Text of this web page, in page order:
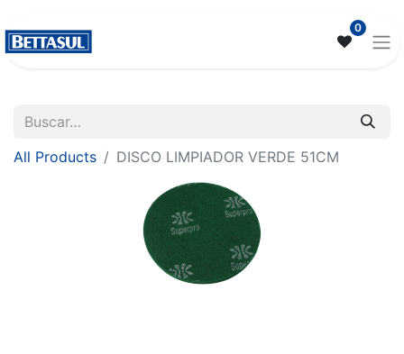
0
All Products DISCO LIMPIADOR VERDE 51CM